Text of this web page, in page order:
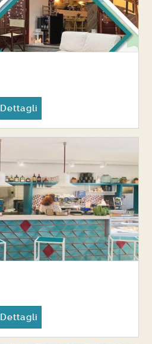
Dettagli
Dettagli